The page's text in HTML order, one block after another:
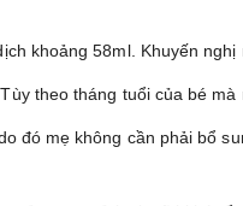
khoảng 58ml. Khuyến
theo tháng tuổi của bé
đó mẹ không cần phải bổ